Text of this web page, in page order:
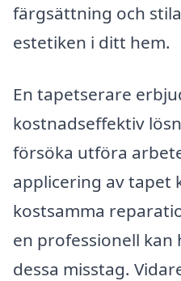
färgsättning och
estetiken i ditt hem.
En tapetserare
kostnadseffektiv
försöka utföra
applicering av tapet
kostsamma
en professionell kan
dessa misstag.